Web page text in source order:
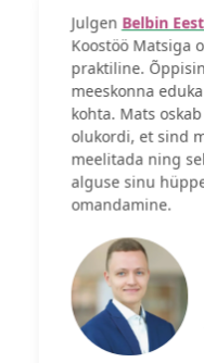
Julgen Belbin
Koostöö Matsiga
praktiline.
meeskonna
kohta. Mats
olukordi, et sind
meelitada ning
alguse sinu
omandamine.